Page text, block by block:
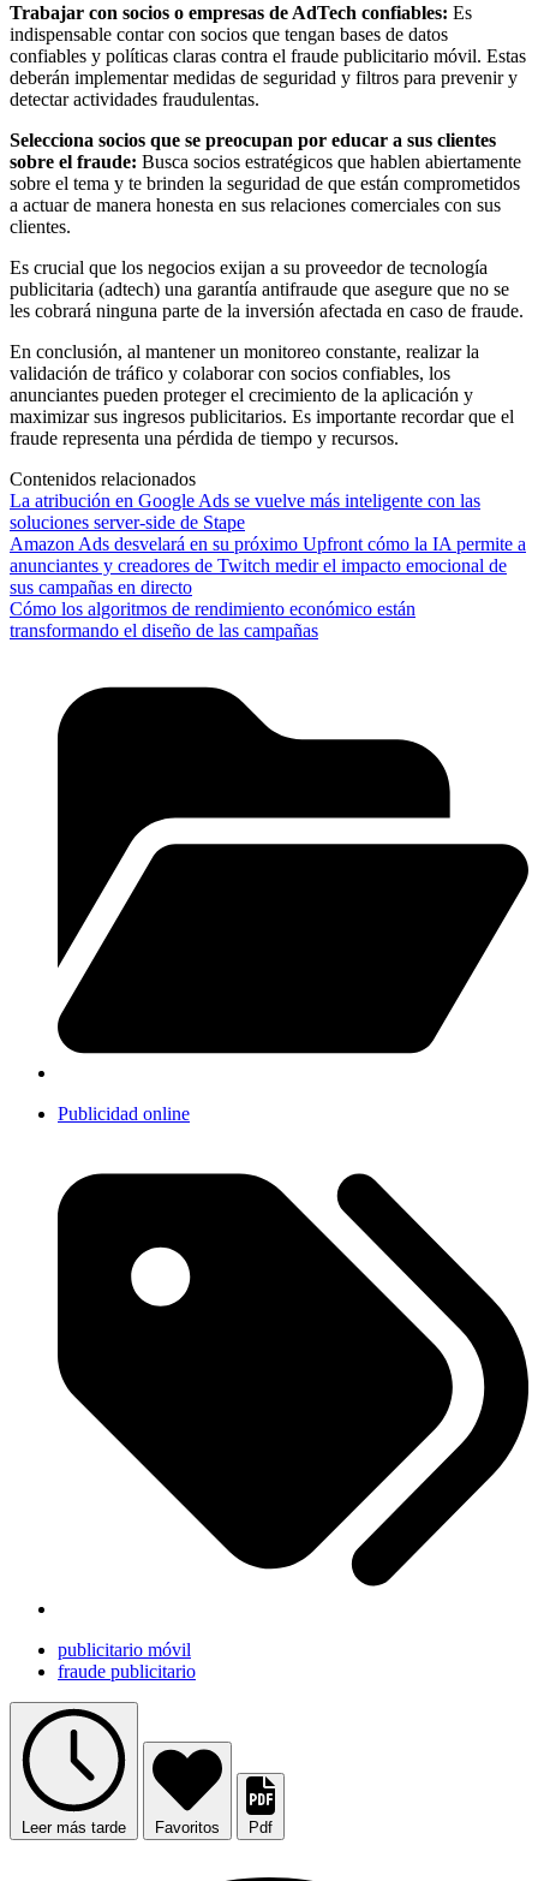
Trabajar con socios o empresas de AdTech confiables: Es
indispensable contar con socios que tengan bases de datos
confiables y políticas claras contra el fraude publicitario móvil. Estas
deberán implementar medidas de seguridad y filtros para prevenir y
detectar actividades fraudulentas.
Selecciona socios que se preocupan por educar a sus clientes
sobre el fraude: Busca socios estratégicos que hablen abiertamente
sobre el tema y te brinden la seguridad de que están comprometidos
a actuar de manera honesta en sus relaciones comerciales con sus
clientes.
Es crucial que los negocios exijan a su proveedor de tecnología
publicitaria (adtech) una garantía antifraude que asegure que no se
les cobrará ninguna parte de la inversión afectada en caso de fraude.
En conclusión, al mantener un monitoreo constante, realizar la
validación de tráfico y colaborar con socios confiables, los
anunciantes pueden proteger el crecimiento de la aplicación y
maximizar sus ingresos publicitarios. Es importante recordar que el
fraude representa una pérdida de tiempo y recursos.
Contenidos relacionados
La atribución en Google Ads se vuelve más inteligente con las
soluciones server-side de Stape
Amazon Ads desvelará en su próximo Upfront cómo la IA permite a
anunciantes y creadores de Twitch medir el impacto emocional de
sus campañas en directo
Cómo los algoritmos de rendimiento económico están
transformando el diseño de las campañas
Publicidad online
publicitario móvil
fraude publicitario
Leer más tarde Favoritos Pdf